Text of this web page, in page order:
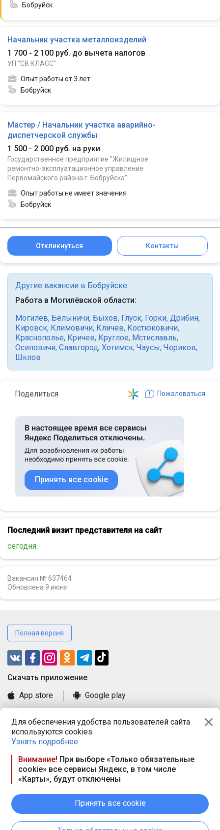
Для обеспечения удобства пользователей сайта
используются cookies.
Узнать подробнее
Внимание! При выборе «Только обязательные
cookie» все сервисы Яндекс, в том числе
«Карты», будут отключены
Принять все cookie
Бобруйск
Начальник участка металлоизделий
1 700 - 2 100 руб. до вычета налогов
УП "СВ КЛАСС"
Опыт работы от 3 лет
Бобруйск
Мастер / Начальник участка аварийно-
диспетчерской службы
1 500 - 2 000 руб. на руки
Государственное предприятие "Жилищное
ремонтно-эксплуатационное управление
Первомайского района г. Бобруйска"
Опыт работы не имеет значения
Бобруйск
Откликнуться Контакты
Другие вакансии в Бобруйске
Работа в Могилёвской области:
Могилёв, Белыничи, Быхов, Глуск, Горки, Дрибин,
Кировск, Климовичи, Кличев, Костюковичи,
Краснополье, Кричев, Круглое, Мстиславль,
Осиповичи, Славгород, Хотимск, Чаусы, Чериков,
Шклов
Поделиться Пожаловаться
Принять все cookie
Последний визит представителя на сайт
сегодня
Вакансия № 637464
Обновлена 9 июня
Полная версия
Cкачать приложение
App store
Google play
Книга замечаний и предложений
Правила и документы
Praca.by © 2000—2026, ООО «ПРАЦА БАЙ»
Республика Беларусь, 220114, г. Минск, пр-т Независимости
117а, пом. № 9.
вых. дн. — сб., вс.
Режим работы сайта — круглосуточно. E-mail ООО «ПРАЦА
БАЙ» editor@praca.by